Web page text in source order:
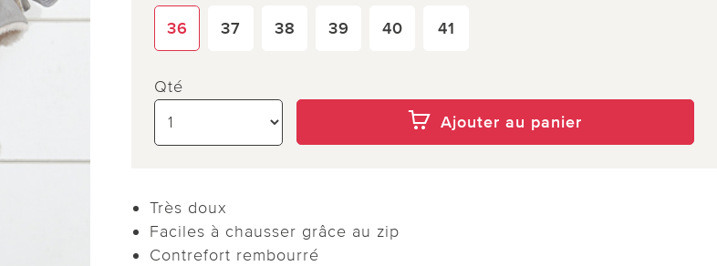
36 37 38 39 40 41
Qté
Ajouter au panier
Très doux
Faciles à chausser grâce au zip
Contrefort rembourré